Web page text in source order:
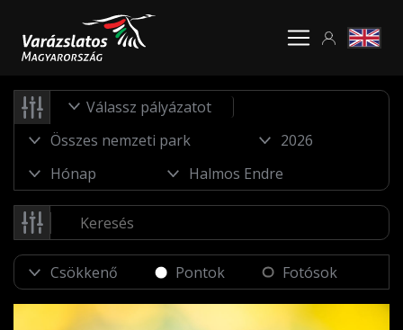
Válassz pályázatot
Pontok Fotósok